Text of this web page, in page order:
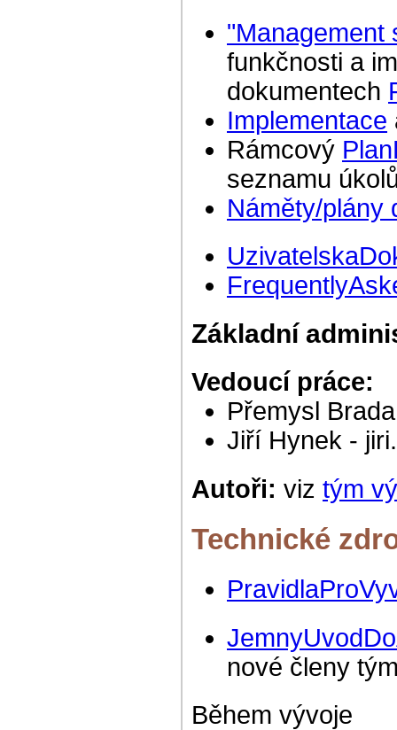
"Management
funkčnosti a
dokumentech
Implementace
Rámcový
seznamu
Náměty/plány
Základní
Vedoucí práce:
Přemysl
Jiří Hynek -
Autoři: viz tým
Technické
nové členy
Během vývoje